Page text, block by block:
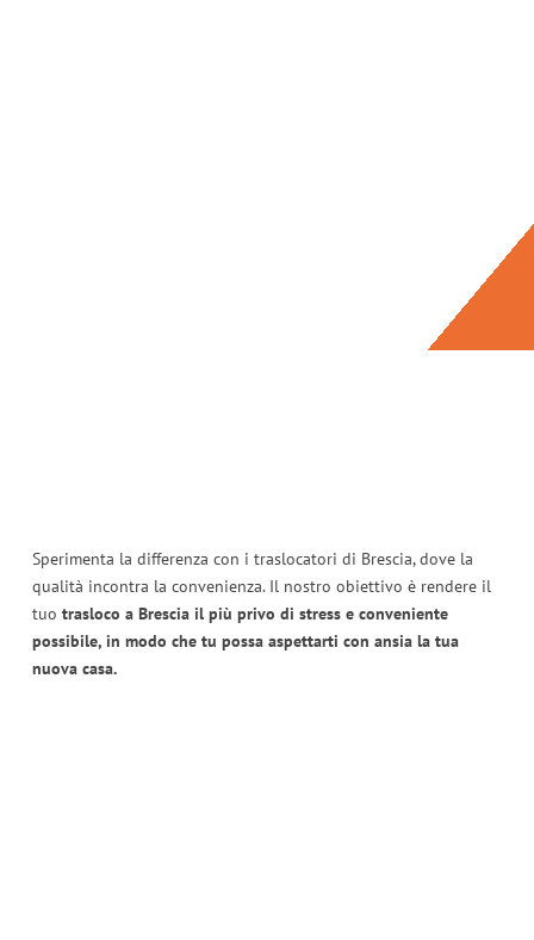
Sperimenta la differenza con i traslocatori di Brescia, dove la
qualità incontra la convenienza. Il nostro obiettivo è rendere il
tuo trasloco a Brescia il più privo di stress e conveniente
possibile, in modo che tu possa aspettarti con ansia la tua
nuova casa.